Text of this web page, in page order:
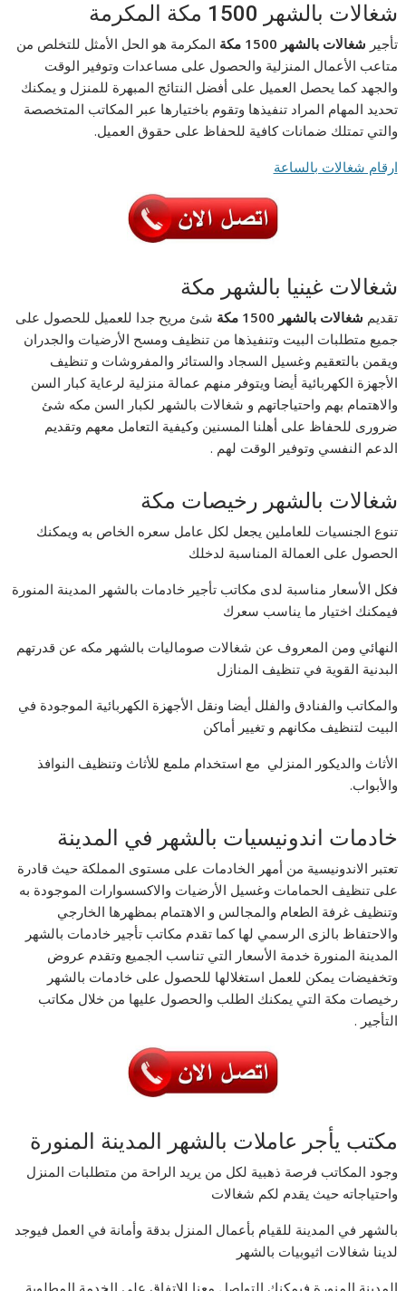
شغالات بالشهر 1500 مكة المكرمة
تأجير شغالات بالشهر 1500 مكة
المكرمة هو الحل الأمثل للتخلص من
متاعب الأعمال المنزلية والحصول على مساعدات وتوفير الوقت
والجهد كما يحصل العميل على أفضل النتائج المبهرة للمنزل و يمكنك
تحديد المهام المراد تنفيذها وتقوم باختيارها عبر المكاتب المتخصصة
والتي تمتلك ضمانات كافية للحفاظ على حقوق العميل.
ارقام شغالات بالساعة
شغالات غينيا بالشهر مكة
تقديم شغالات بالشهر 1500 مكة
شئ مريح جدا للعميل للحصول على
جميع متطلبات البيت وتنفيذها من تنظيف ومسح الأرضيات والجدران
ويقمن بالتعقيم وغسيل السجاد والستائر والمفروشات و تنظيف
الأجهزة الكهربائية أيضا ويتوفر منهم عمالة منزلية لرعاية كبار السن
والاهتمام بهم واحتياجاتهم و شغالات بالشهر لكبار السن مكه شئ
ضرورى للحفاظ على أهلنا المسنين وكيفية التعامل معهم وتقديم
الدعم النفسي وتوفير الوقت لهم .
شغالات بالشهر رخيصات مكة
تنوع الجنسيات للعاملين يجعل لكل عامل سعره الخاص به ويمكنك
الحصول على العمالة المناسبة لدخلك
فكل الأسعار مناسبة لدى مكاتب تأجير خادمات بالشهر المدينة المنورة
فيمكنك اختيار ما يناسب سعرك
النهائي ومن المعروف عن شغالات صوماليات بالشهر مكه عن قدرتهم
البدنية القوية في تنظيف المنازل
والمكاتب والفنادق والفلل أيضا ونقل الأجهزة الكهربائية الموجودة في
البيت لتنظيف مكانهم و تغيير أماكن
الأثاث والديكور المنزلي مع استخدام ملمع للأثاث وتنظيف النوافذ
والأبواب.
خادمات اندونيسيات بالشهر في المدينة
تعتبر الاندونيسية من أمهر الخادمات على مستوى المملكة حيث قادرة
على تنظيف الحمامات وغسيل الأرضيات والاكسسوارات الموجودة به
وتنظيف غرفة الطعام والمجالس و الاهتمام بمظهرها الخارجي
والاحتفاظ بالزى الرسمي لها كما تقدم مكاتب تأجير خادمات بالشهر
المدينة المنورة خدمة الأسعار التي تناسب الجميع وتقدم عروض
وتخفيضات يمكن للعمل استغلالها للحصول على خادمات بالشهر
رخيصات مكة التي يمكنك الطلب والحصول عليها من خلال مكاتب
التأجير .
مكتب يأجر عاملات بالشهر المدينة المنورة
وجود المكاتب فرصة ذهبية لكل من يريد الراحة من متطلبات المنزل
واحتياجاته حيث يقدم لكم شغالات
بالشهر في المدينة للقيام بأعمال المنزل بدقة وأمانة في العمل فيوجد
لدينا شغالات اثيوبيات بالشهر
المدينة المنورة فيمكنك التواصل معنا للاتفاق على الخدمة المطلوبة